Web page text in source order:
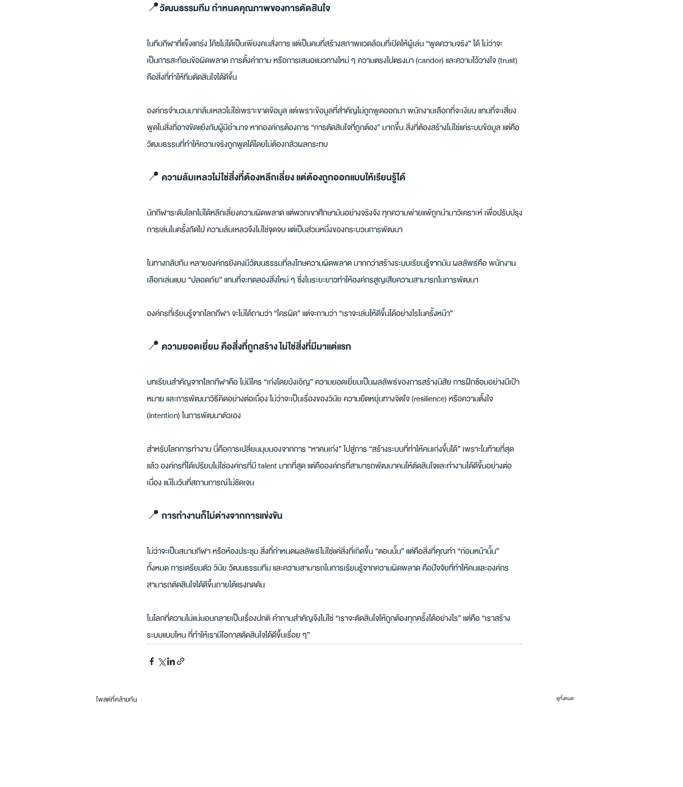
📍วัฒนธรรมทีม กำหนดคุณภาพของการตัดสินใจ
ในทีมกีฬาที่แข็งแกร่ง โค้ชไม่ได้เป็นเพียงคนสั่งการ แต่เป็นคนที่สร้างสภาพแวดล้อมที่เปิดให้ผู้เล่น “พูดความจริง” ได้ ไม่ว่าจะ
เป็นการสะท้อนข้อผิดพลาด การตั้งคำถาม หรือการเสนอแนวทางใหม่ ๆ ความตรงไปตรงมา (candor) และความไว้วางใจ (trust)
คือสิ่งที่ทำให้ทีมตัดสินใจได้ดีขึ้น
องค์กรจำนวนมากล้มเหลวไม่ใช่เพราะขาดข้อมูล แต่เพราะข้อมูลที่สำคัญไม่ถูกพูดออกมา พนักงานเลือกที่จะเงียบ แทนที่จะเสี่ยง
พูดในสิ่งที่อาจขัดแย้งกับผู้มีอำนาจ หากองค์กรต้องการ “การตัดสินใจที่ถูกต้อง” มากขึ้น สิ่งที่ต้องสร้างไม่ใช่แค่ระบบข้อมูล แต่คือ
วัฒนธรรมที่ทำให้ความจริงถูกพูดได้โดยไม่ต้องกลัวผลกระทบ
📍 ความล้มเหลวไม่ใช่สิ่งที่ต้องหลีกเลี่ยง แต่ต้องถูกออกแบบให้เรียนรู้ได้
นักกีฬาระดับโลกไม่ได้หลีกเลี่ยงความผิดพลาด แต่พวกเขาศึกษามันอย่างจริงจัง ทุกความพ่ายแพ้ถูกนำมาวิเคราะห์ เพื่อปรับปรุง
การเล่นในครั้งถัดไป ความล้มเหลวจึงไม่ใช่จุดจบ แต่เป็นส่วนหนึ่งของกระบวนการพัฒนา
ในทางกลับกัน หลายองค์กรยังคงมีวัฒนธรรมที่ลงโทษความผิดพลาด มากกว่าสร้างระบบเรียนรู้จากมัน ผลลัพธ์คือ พนักงาน
เลือกเล่นแบบ “ปลอดภัย” แทนที่จะทดลองสิ่งใหม่ ๆ ซึ่งในระยะยาวทำให้องค์กรสูญเสียความสามารถในการพัฒนา
องค์กรที่เรียนรู้จากโลกกีฬา จะไม่ได้ถามว่า “ใครผิด” แต่จะถามว่า “เราจะเล่นให้ดีขึ้นได้อย่างไรในครั้งหน้า”
📍 ความยอดเยี่ยม คือสิ่งที่ถูกสร้าง ไม่ใช่สิ่งที่มีมาแต่แรก
บทเรียนสำคัญจากโลกกีฬาคือ ไม่มีใคร “เก่งโดยบังเอิญ” ความยอดเยี่ยมเป็นผลลัพธ์ของการสร้างนิสัย การฝึกซ้อมอย่างมีเป้า
หมาย และการพัฒนาวิธีคิดอย่างต่อเนื่อง ไม่ว่าจะเป็นเรื่องของวินัย ความยืดหยุ่นทางจิตใจ (resilience) หรือความตั้งใจ
(intention) ในการพัฒนาตัวเอง
สำหรับโลกการทำงาน นี่คือการเปลี่ยนมุมมองจากการ “หาคนเก่ง” ไปสู่การ “สร้างระบบที่ทำให้คนเก่งขึ้นได้” เพราะในท้ายที่สุด
แล้ว องค์กรที่ได้เปรียบไม่ใช่องค์กรที่มี talent มากที่สุด แต่คือองค์กรที่สามารถพัฒนาคนให้ตัดสินใจและทำงานได้ดีขึ้นอย่างต่อ
เนื่อง แม้ในวันที่สถานการณ์ไม่ชัดเจน
📍 การทำงานก็ไม่ต่างจากการแข่งขัน
ไม่ว่าจะเป็นสนามกีฬา หรือห้องประชุม สิ่งที่กำหนดผลลัพธ์ไม่ใช่แค่สิ่งที่เกิดขึ้น “ตอนนั้น” แต่คือสิ่งที่คุณทำ “ก่อนหน้านั้น”
ทั้งหมด การเตรียมตัว วินัย วัฒนธรรมทีม และความสามารถในการเรียนรู้จากความผิดพลาด คือปัจจัยที่ทำให้คนและองค์กร
สามารถตัดสินใจได้ดีขึ้นภายใต้แรงกดดัน
ในโลกที่ความไม่แน่นอนกลายเป็นเรื่องปกติ คำถามสำคัญจึงไม่ใช่ “เราจะตัดสินใจให้ถูกต้องทุกครั้งได้อย่างไร” แต่คือ “เราสร้าง
ระบบแบบไหน ที่ทำให้เรามีโอกาสตัดสินใจได้ดีขึ้นเรื่อย ๆ”
โพสต์ที่คล้ายกัน ดูทั้งหมด